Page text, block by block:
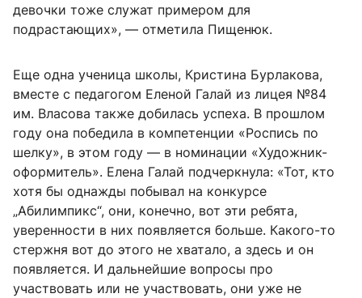
девочки тоже служат примером для
подрастающих», — отметила Пищенюк.
Еще одна ученица школы, Кристина Бурлакова,
вместе с педагогом Еленой Галай из лицея №84
им. Власова также добилась успеха. В прошлом
году она победила в компетенции «Роспись по
шелку», в этом году — в номинации «Художник-
оформитель». Елена Галай подчеркнула: «Тот, кто
хотя бы однажды побывал на конкурсе
„Абилимпикс“, они, конечно, вот эти ребята,
уверенности в них появляется больше. Какого-то
стержня вот до этого не хватало, а здесь и он
появляется. И дальнейшие вопросы про
участвовать или не участвовать, они уже не